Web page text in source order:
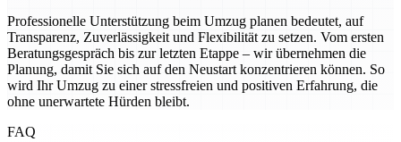
Professionelle Unterstützung beim Umzug planen bedeutet, auf
Transparenz, Zuverlässigkeit und Flexibilität zu setzen. Vom ersten
Beratungsgespräch bis zur letzten Etappe – wir übernehmen die
Planung, damit Sie sich auf den Neustart konzentrieren können. So
wird Ihr Umzug zu einer stressfreien und positiven Erfahrung, die
ohne unerwartete Hürden bleibt.
FAQ